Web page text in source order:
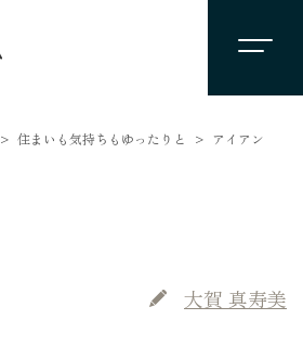
住まいも気持ちもゆったりと アイアン
大賀 真寿美